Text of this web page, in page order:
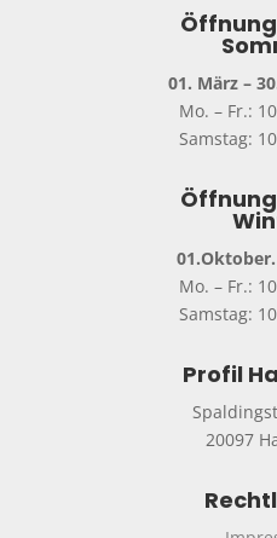
01. März –
Mo. – Fr.:
Samstag:
Mo. – Fr.:
Samstag:
Profil
20097